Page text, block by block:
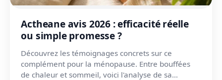
Actheane avis 2026 : efficacité réelle
ou simple promesse ?
Découvrez les témoignages concrets sur ce
complément pour la ménopause. Entre bouffées
de chaleur et sommeil, voici l'analyse de sa